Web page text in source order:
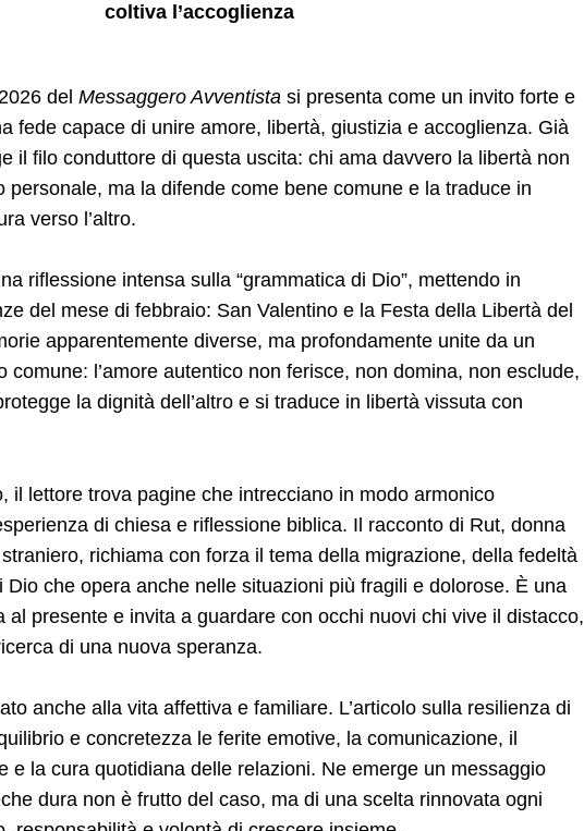
coltiva l’accoglienza
delMessaggero Avventista si presenta come un invito forte e
fede capace di unire amore, libertà, giustizia e accoglienza. Già
il filo conduttore di questa uscita: chi ama davvero la libertà non
personale, ma la difende come bene comune e la traduce in
verso l’altro.
riflessione intensa sulla “grammatica di Dio”, mettendo in
del mese di febbraio: San Valentino e la Festa della Libertà del
apparentemente diverse, ma profondamente unite da un
comune: l’amore autentico non ferisce, non domina, non esclude,
la dignità dell’altro e si traduce in libertà vissuta con
il lettore trova pagine che intrecciano in modo armonico
di chiesa e riflessione biblica. Il racconto di Rut, donna
richiama con forza il tema della migrazione, della fedeltà
Dio che opera anche nelle situazioni più fragili e dolorose. È una
al presente e invita a guardare con occhi nuovi chi vive il distacco,
di una nuova speranza.
anche alla vita affettiva e familiare. L’articolo sulla resilienza di
e concretezza le ferite emotive, la comunicazione, il
e la cura quotidiana delle relazioni. Ne emerge un messaggio
dura non è frutto del caso, ma di una scelta rinnovata ogni